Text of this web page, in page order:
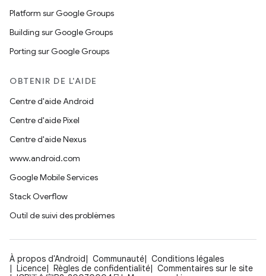
Platform sur Google Groups
Building sur Google Groups
Porting sur Google Groups
OBTENIR DE L'AIDE
Centre d'aide Android
Centre d'aide Pixel
Centre d'aide Nexus
www.android.com
Google Mobile Services
Stack Overflow
Outil de suivi des problèmes
À propos d'Android Communauté
Conditions légales
Licence
Règles de confidentialité
Commentaires sur le site